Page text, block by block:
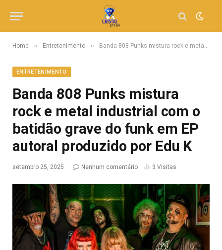
Home » Entretenimento » Banda 808 Punks mistura rock e metal industrial com o batidão grave do funk em EP autoral produzido por Edu K
ENTRETENIMENTO
Banda 808 Punks mistura
rock e metal industrial com o
batidão grave do funk em EP
autoral produzido por Edu K
setembro 25, 2025 Nenhum comentário 3 Visitas